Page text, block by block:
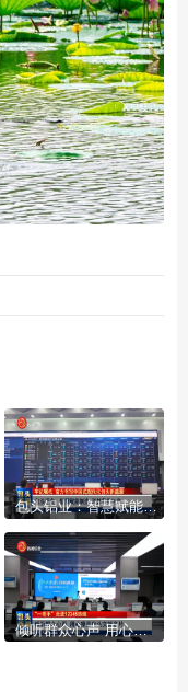
包头铝业：智慧赋能制造 科技服务生产
倾听群众心声 用心擦亮包头文旅名片